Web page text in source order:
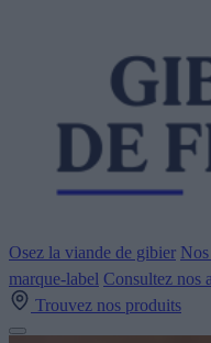
Osez la viande de gibier
marque-label Consultez nos
Trouvez nos produits